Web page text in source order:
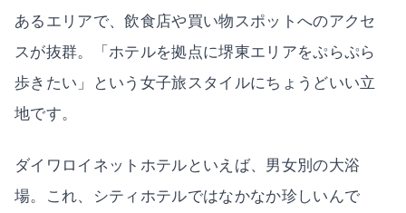
あるエリアで、飲食店や買い物スポットへのアクセ
スが抜群。「ホテルを拠点に堺東エリアをぷらぷら
歩きたい」という女子旅スタイルにちょうどいい立
地です。
ダイワロイネットホテルといえば、男女別の大浴
場。これ、シティホテルではなかなか珍しいんで